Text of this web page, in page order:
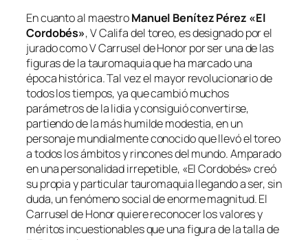
En cuanto al maestroManuel Benítez Pérez «El
Cordobés», V Califa del toreo, es designado por el
jurado como V Carrusel de Honor por ser una de las
figuras de la tauromaquia que ha marcado una
época histórica. Tal vez el mayor revolucionario de
todos los tiempos, ya que cambió muchos
parámetros de la lidia y consiguió convertirse,
partiendo de la más humilde modestia, en un
personaje mundialmente conocido que llevó el toreo
a todos los ámbitos y rincones del mundo. Amparado
en una personalidad irrepetible, «El Cordobés» creó
su propia y particular tauromaquia llegando a ser, sin
duda, un fenómeno social de enorme magnitud. El
Carrusel de Honor quiere reconocer los valores y
méritos incuestionables que una figura de la talla de